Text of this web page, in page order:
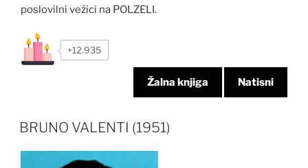
poslovilni vežici na POLZELI.
+12.935
Žalna knjiga Natisni
BRUNO VALENTI (1951)